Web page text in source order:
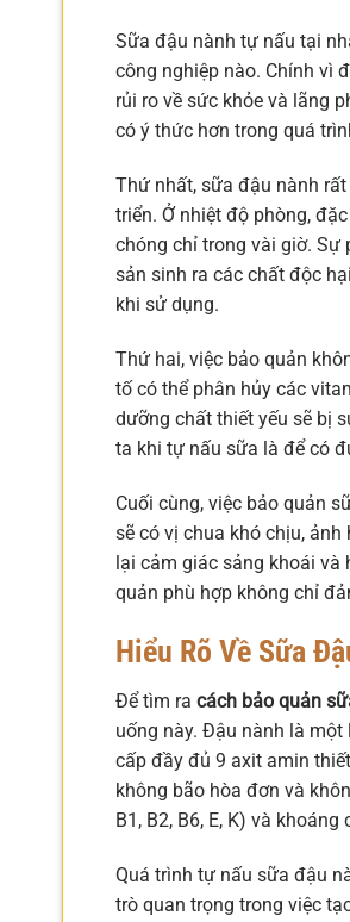
Sữa đậu nành tự nấu tại
công nghiệp nào. Chính vì
rủi ro về sức khỏe và lãng
có ý thức hơn trong quá
Thứ nhất, sữa đậu nành
triển. Ở nhiệt độ phòng,
chóng chỉ trong vài giờ. Sự
sản sinh ra các chất độc
khi sử dụng.
Thứ hai, việc bảo quản
tố có thể phân hủy các
dưỡng chất thiết yếu sẽ bị
ta khi tự nấu sữa là để có
Cuối cùng, việc bảo quản
sẽ có vị chua khó chịu,
lại cảm giác sảng khoái và
quản phù hợp không chỉ
Hiểu Rõ Về Sữa
Để tìm ra cách bảo quản
uống này. Đậu nành là
cấp đầy đủ 9 axit amin
không bão hòa đơn và
B1, B2, B6, E, K) và
Quá trình tự nấu sữa đậu
trò quan trọng trong việc